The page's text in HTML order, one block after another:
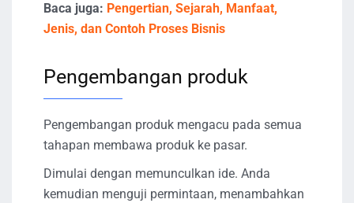
Baca juga: Pengertian, Sejarah, Manfaat,
Jenis, dan Contoh Proses Bisnis
Pengembangan produk
Pengembangan produk mengacu pada semua
tahapan membawa produk ke pasar.
Dimulai dengan memunculkan ide. Anda
kemudian menguji permintaan, menambahkan